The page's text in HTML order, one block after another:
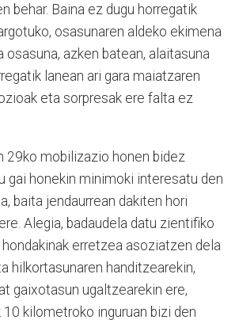
behar. Baina ez dugu horregatik
osasunaren aldeko ekimena
osasuna, azken batean, alaitasuna
lanean ari gara maiatzaren
eta sorpresak ere falta ez
29ko mobilizazio honen bidez
gai honekin minimoki interesatu den
baita jendaurrean dakiten hori
Alegia, badaudela datu zientifiko
erretzea asoziatzen dela
hilkortasunaren handitzearekin,
gaixotasun ugaltzearekin ere,
kilometroko inguruan bizi den